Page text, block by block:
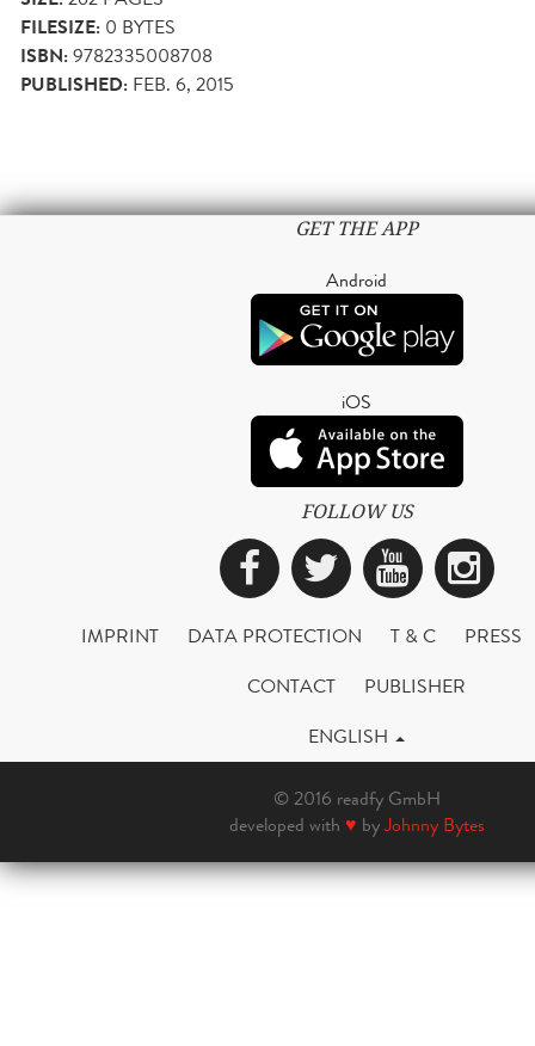
FILESIZE: 0 BYTES
ISBN:9782335008708
PUBLISHED: FEB. 6, 2015
GET THE APP
Android
iOS
FOLLOW US
Facebook
Twitter
IMPRINT DATA PROTECTION T & C
PRESS
CONTACT
PUBLISHER
ENGLISH
© 2016 readfy GmbH
developed with ♥ byJohnny Bytes